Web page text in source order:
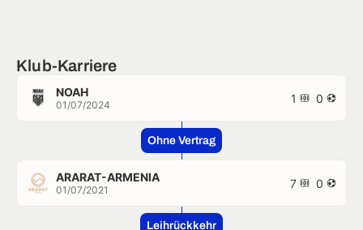
Klub-Karriere
NOAH
01/07/2024 1 0
Ohne Vertrag
ARARAT-ARMENIA
01/07/2021 7 0
Leihrückkehr